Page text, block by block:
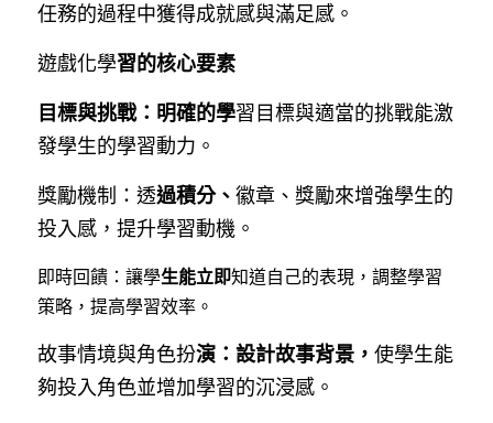
任務的過程中獲得成就感與滿足感。
遊戲化學習的核心要素
目標與挑戰：明確的學習目標與適當的挑戰能激
發學生的學習動力。
獎勵機制：透過積分、 徽章、獎勵來增強學生的
投入感，提升學習動機。
即時回饋：讓學生能立即知道自己的表現，調整學習
策略，提高學習效率。
故事情境與角色扮演：設計故事背景， 使學生能
夠投入角色並增加學習的沉浸感。